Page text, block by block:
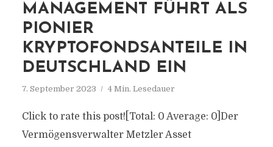
MANAGEMENT FÜHRT ALS
PIONIER
KRYPTOFONDSANTEILE IN
DEUTSCHLAND EIN
7. September 2023 4 Min. Lesedauer
Click to rate this post![Total: 0 Average: 0]Der
Vermögensverwalter Metzler Asset